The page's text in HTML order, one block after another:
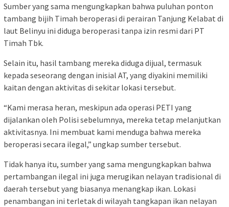
Sumber yang sama mengungkapkan bahwa puluhan ponton
tambang bijih Timah beroperasi di perairan Tanjung Kelabat di
laut Belinyu ini diduga beroperasi tanpa izin resmi dari PT
Timah Tbk.
Selain itu, hasil tambang mereka diduga dijual, termasuk
kepada seseorang dengan inisial AT, yang diyakini memiliki
kaitan dengan aktivitas di sekitar lokasi tersebut.
“Kami merasa heran, meskipun ada operasi PETI yang
dijalankan oleh Polisi sebelumnya, mereka tetap melanjutkan
aktivitasnya. Ini membuat kami menduga bahwa mereka
beroperasi secara ilegal,” ungkap sumber tersebut.
Tidak hanya itu, sumber yang sama mengungkapkan bahwa
pertambangan ilegal ini juga merugikan nelayan tradisional di
daerah tersebut yang biasanya menangkap ikan. Lokasi
penambangan ini terletak di wilayah tangkapan ikan nelayan